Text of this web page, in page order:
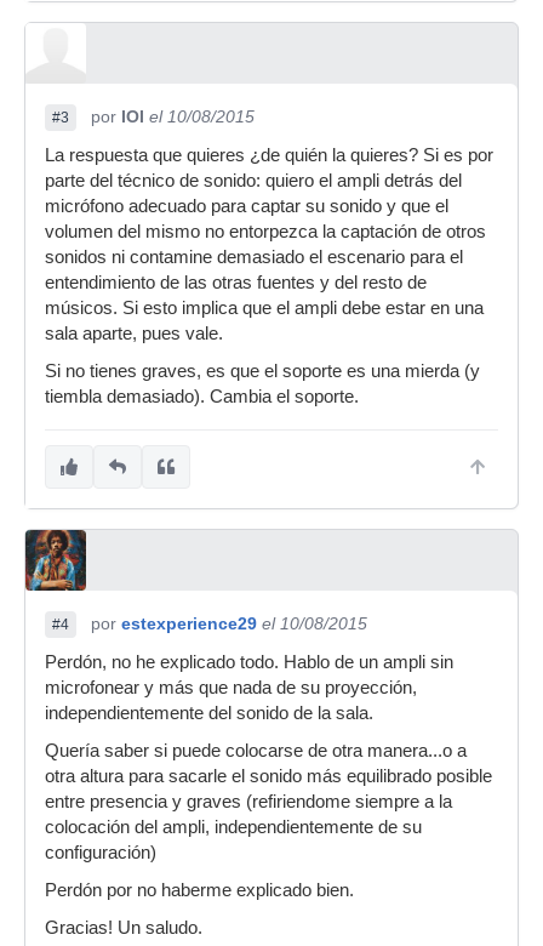
#3 por IOI el 10/08/2015
La respuesta que quieres ¿de quién la quieres? Si es por
parte del técnico de sonido: quiero el ampli detrás del
micrófono adecuado para captar su sonido y que el
volumen del mismo no entorpezca la captación de otros
sonidos ni contamine demasiado el escenario para el
entendimiento de las otras fuentes y del resto de
músicos. Si esto implica que el ampli debe estar en una
sala aparte, pues vale.
Si no tienes graves, es que el soporte es una mierda (y
tiembla demasiado). Cambia el soporte.
#4 por estexperience29 el 10/08/2015
Perdón, no he explicado todo. Hablo de un ampli sin
microfonear y más que nada de su proyección,
independientemente del sonido de la sala.
Quería saber si puede colocarse de otra manera...o a
otra altura para sacarle el sonido más equilibrado posible
entre presencia y graves (refiriendome siempre a la
colocación del ampli, independientemente de su
configuración)
Perdón por no haberme explicado bien.
Gracias! Un saludo.